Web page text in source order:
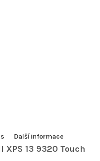
Další informace
XPS 13 9320 Touch